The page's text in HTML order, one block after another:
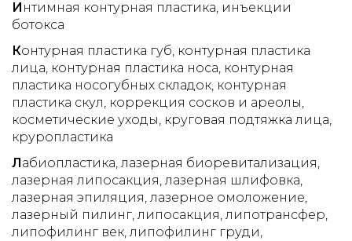
И нтимная контурная пластика инъекции
ботокса
Контурная пластика губ контурная пластика
лица контурная пластика носа контурная
пластика носогубных складок контурная
пластика скул коррекция сосков и ареолы
косметические уходы круговая подтяжка лица
круропластика
Лабиопластика лазерная биоревитализация
лазерная липосакция лазерная шлифовка
лазерная эпиляция лазерное омоложение
лазерный пилинг липосакция липотрансфер
липофилинг век липофилинг груди